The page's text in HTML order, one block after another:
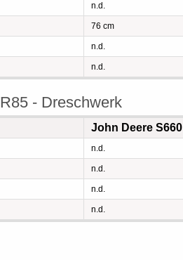
n.d.
76 cm
n.d.
n.d.
- Dreschwerk
John Deere S660
n.d.
n.d.
n.d.
n.d.